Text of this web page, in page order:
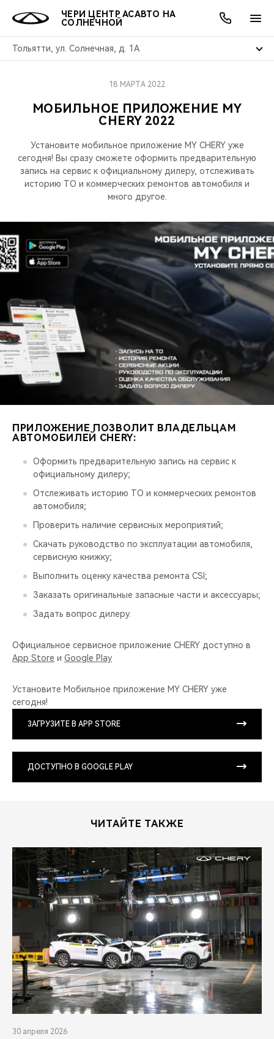
ЧЕРИ ЦЕНТР АСАВТО НА
СОЛНЕЧНОЙ
Тольятти, ул. Солнечная, д. 1А
МОДЕЛИ
КРОССОВЕРЫ
НОВИНКИ
ПОКУПАТЕЛЯМ
КРЕДИТ И СТРАХОВАНИЕ
ВЛАДЕЛЬЦАМ
ЗАПЧАСТИ И АКСЕССУАРЫ
ПОДДЕРЖКА
МИР CHERY
О БРЕНДЕ
CHERY В СОЦСЕТЯХ
БЛАГОТВОРИТЕЛЬНОСТЬ
CHERY И СПОРТ
НАШИ МЕРОПРИЯТИЯ
ВИДЕООБЗОРЫ
АКЦИИ
ОНЛАЙН СЕРВИСЫ
КРЕДИТ
О КОМПАНИИ
МЫ В СОЦСЕТЯХ
МОБИЛЬНОЕ ПРИЛОЖЕНИЕ MY
CHERY 2022
18 МАРТА 2022
Установите мобильное приложение MY CHERY уже
сегодня! Вы сразу сможете оформить предварительную
запись на сервис к официальному дилеру, отслеживать
историю ТО и коммерческих ремонтов автомобиля и
много другое.
ПРИЛОЖЕНИЕ ПОЗВОЛИТ ВЛАДЕЛЬЦАМ
АВТОМОБИЛЕЙ CHERY:
Оформить предварительную запись на сервис к
официальному дилеру;
Отслеживать историю ТО и коммерческих ремонтов
автомобиля;
Проверить наличие сервисных мероприятий;
Скачать руководство по эксплуатации автомобиля,
сервисную книжку;
Выполнить оценку качества ремонта CSI;
Заказать оригинальные запасные части и аксессуары;
Задать вопрос дилеру.
Официальное сервисное приложение CHERY доступно в
App Store и Google Play
Установите Мобильное приложение MY CHERY уже
сегодня!
ЗАГРУЗИТЕ В APP STORE
ДОСТУПНО В GOOGLE PLAY
ЧИТАЙТЕ ТАКЖЕ
30 апреля 2026